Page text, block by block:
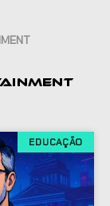
EDUCAÇÃO